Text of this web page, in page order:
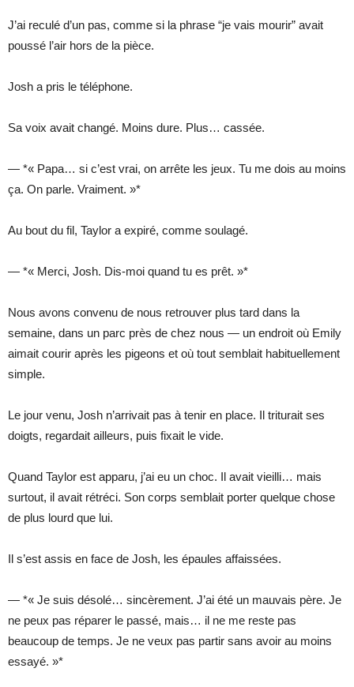
J’ai reculé d’un pas, comme si la phrase “je vais mourir” avait
poussé l’air hors de la pièce.
Josh a pris le téléphone.
Sa voix avait changé. Moins dure. Plus… cassée.
— *« Papa… si c’est vrai, on arrête les jeux. Tu me dois au moins
ça. On parle. Vraiment. »*
Au bout du fil, Taylor a expiré, comme soulagé.
— *« Merci, Josh. Dis-moi quand tu es prêt. »*
Nous avons convenu de nous retrouver plus tard dans la
semaine, dans un parc près de chez nous — un endroit où Emily
aimait courir après les pigeons et où tout semblait habituellement
simple.
Le jour venu, Josh n’arrivait pas à tenir en place. Il triturait ses
doigts, regardait ailleurs, puis fixait le vide.
Quand Taylor est apparu, j’ai eu un choc. Il avait vieilli… mais
surtout, il avait rétréci. Son corps semblait porter quelque chose
de plus lourd que lui.
Il s’est assis en face de Josh, les épaules affaissées.
— *« Je suis désolé… sincèrement. J’ai été un mauvais père. Je
ne peux pas réparer le passé, mais… il ne me reste pas
beaucoup de temps. Je ne veux pas partir sans avoir au moins
essayé. »*